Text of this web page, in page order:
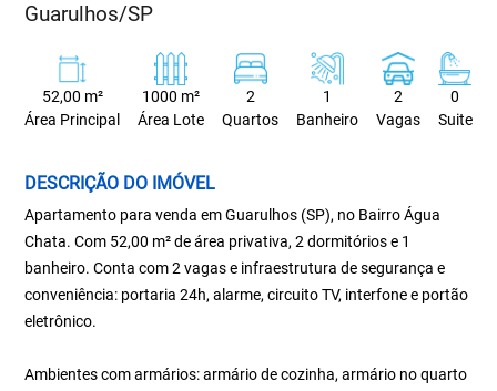
Guarulhos/SP
52,00 m²
Área Principal
1000 m²
Área Lote
2
Quartos
1
Banheiro
2
Vagas
0
Suite
DESCRIÇÃO DO IMÓVEL
Apartamento para venda em Guarulhos (SP), no Bairro Água
Chata. Com 52,00 m² de área privativa, 2 dormitórios e 1
banheiro. Conta com 2 vagas e infraestrutura de segurança e
conveniência: portaria 24h, alarme, circuito TV, interfone e portão
eletrônico.
Ambientes com armários: armário de cozinha, armário no quarto